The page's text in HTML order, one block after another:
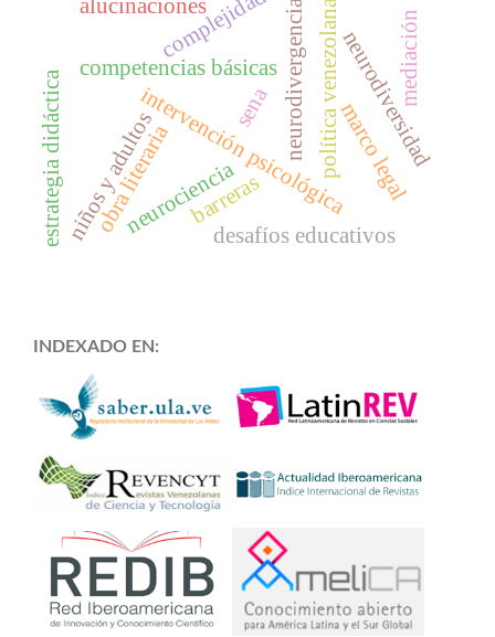
intervención psicológica
política venezolana
neurodivergencia neurodiversidad
competencias básicas
neurociencia
mediación
estrategia didáctica obra literaria
complejidad
desafíos educativos
sena
niños y adultos
alucinaciones
marco legal
barreras
INDEXADO EN: